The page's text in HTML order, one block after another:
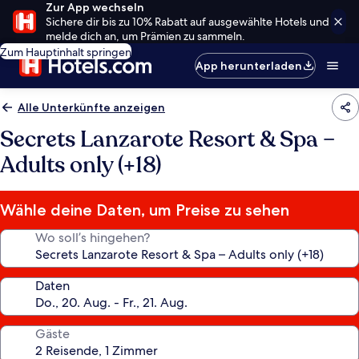
Zur App wechseln
Sichere dir bis zu 10% Rabatt auf ausgewählte Hotels und
melde dich an, um Prämien zu sammeln.
Zum Hauptinhalt springen
App herunterladen
Alle Unterkünfte anzeigen
Secrets Lanzarote Resort & Spa –
Adults only (+18)
Wähle deine Daten, um Preise zu sehen
Wo soll’s hingehen?
Daten
Gäste